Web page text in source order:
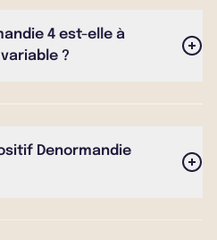
4 est-elle à
?
bien définies.
il n’est plus possible de
Denormandie